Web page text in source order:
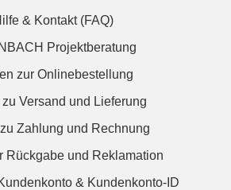
& Kontakt (FAQ)
Projektberatung
zur Onlinebestellung
zu Versand und Lieferung
Zahlung und Rechnung
Rückgabe und Reklamation
& Kundenkonto-ID